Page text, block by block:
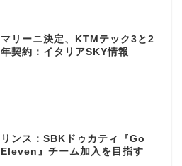
マリーニ決定、KTMテック3と2
年契約：イタリアSKY情報
リンス：SBKドゥカティ『Go
Eleven』チーム加入を目指す